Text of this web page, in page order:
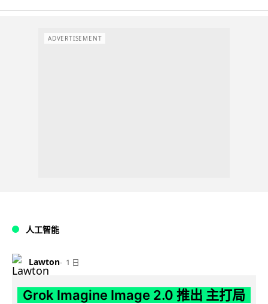
ADVERTISEMENT
人工智能
Lawton 1 日
Grok Imagine Image 2.0 推出 主打局